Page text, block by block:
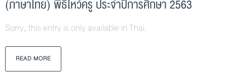
(ภาษาไทย) พิธีไหว้ครู ประจำปีการศึกษา 2563
Sorry, this entry is only available in Thai.
READ MORE